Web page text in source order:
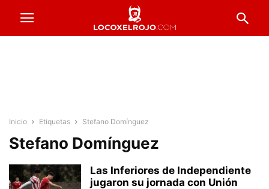
Inicio Etiquetas Stefano Domínguez
Stefano Domínguez
Las Inferiores de Independiente
jugaron su jornada con Unión